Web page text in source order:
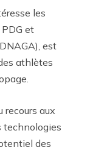
les
et
est
athlètes
recours aux
technologies
des